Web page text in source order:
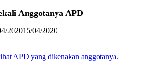
Anggotanya APD
202015/04/2020
APD yang dikenakan anggotanya.